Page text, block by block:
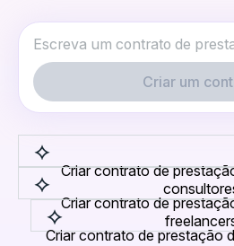
Criar um
Criar contrato de
Criar contrato de
Criar contrato de prestação